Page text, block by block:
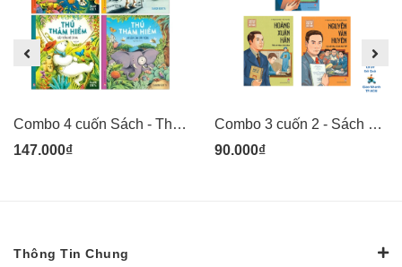
Combo 4 cuốn Sách - Thú thám hiểm: Voi săn lùng côn trùng, Gấu trắng mê cỏ hoa, Sóc phi hành gia, Hổ lặn biển sâu - tranh minh họa đẹp cho thiếu nhi - Kim Đồng
147.000₫
Combo 3 cuốn 2 - Sách Danh nhân khoa học Việt Nam - Lê Văn Thiêm, Hoàng Xuân Hãn, Nguyễn Văn Huyên - Kim Đồng
90.000₫
Thông Tin Chung